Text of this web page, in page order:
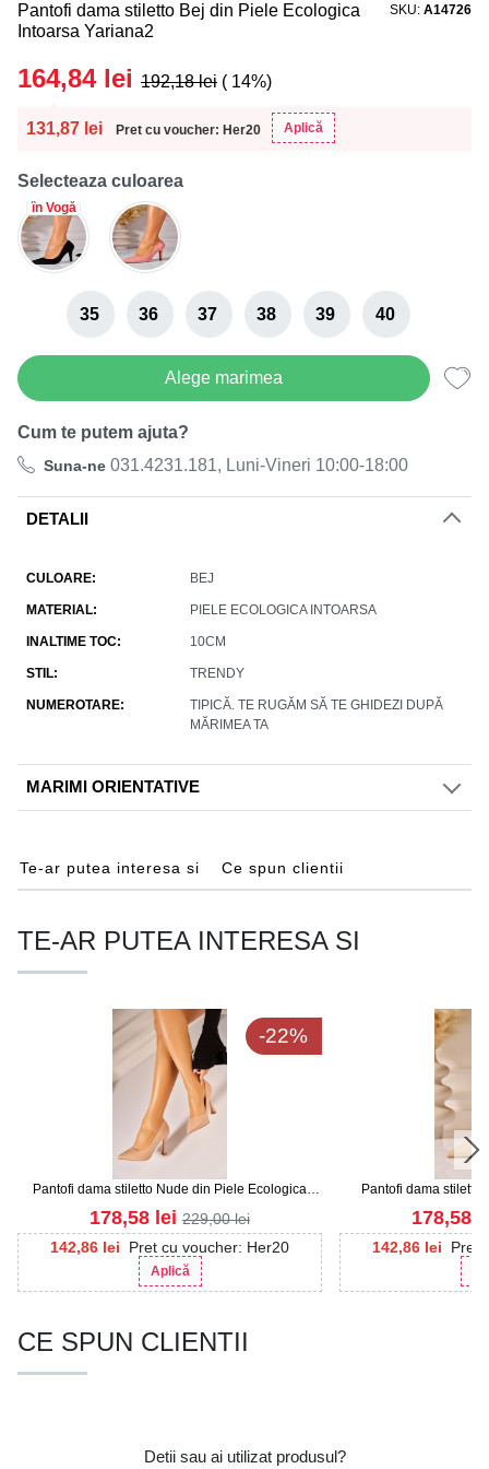
Pantofi dama stiletto Bej din Piele Ecologica
Intoarsa Yariana2
SKU A14726
131,87 lei Pret cu voucher: Her20 Aplică
164,84 lei 192,18lei ( 14%)
Selecteaza culoarea
în Vogă
35 36 37 38 39 40
Alege marimea
Cum te putem ajuta?
Suna-ne 031.4231.181, Luni-Vineri 10:00-18:00
DETALII
CULOARE BEJ
MATERIAL PIELE ECOLOGICA INTOARSA
INALTIME TOC 10CM
STIL TRENDY
NUMEROTARE
TIPICĂ. TE RUGĂM SĂ TE GHIDEZI DUPĂ
MĂRIMEA TA
MARIMI ORIENTATIVE
Te-ar putea interesa si Ce spun clientii
TE-AR PUTEA INTERESA SI
-22%
Pantofi dama stiletto Nude din Piele Ecologica
Allya
142,86 lei Pret cu voucher: Her20
Aplică
178,58 lei 229,00lei
Pantofi dama stiletto
142,86 lei Pret
178,58
CE SPUN CLIENTII
Detii sau ai utilizat produsul?